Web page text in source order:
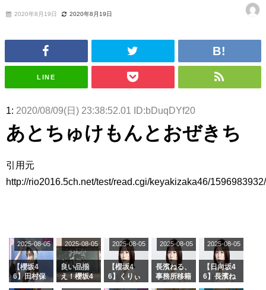
欅坂46/日向坂46まとめのまとめ / 『anan』の表紙の櫻坂46さん、多様性
欅坂46/日向坂46まとめのまとめ / 日向坂46より重大発表！！！！
日向坂46まとめのまとめ / 【朗報】増田三莉音さんの生足
wwwwwwwwwwww
日向坂46まとめのまとめ / 筒井あやめ、アレをチラリ。こういう偶然の方
これも素晴らしい
花考案グッズ＆生写真5種が公開される
日向坂46まとめのまとめ / これから彼氏と行為する直前の賀喜遥香、やば
アイドル – ぷぅアンテナ / 「乃木坂46ののぎおび⊿」北野日奈子が生配
アイドル – ぷぅアンテナ / 2022年3月22日（火）のメディア情報
ふぇどみ！ / 【悲報】呪術廻戦、視聴率5.1%
ふぇどみ！ / 【画像】スポ－ツキャスターお姉さん・ハメまくりだったｗｗ
ｗｗｗｗｗｗｗｗｗｗ
ふぇどみ！ / 【悲報】母「裕福な過程が高学歴になるとか大嘘。教育に金を
2020年8月19日 2020年8月19日
LINE
1: 2020/08/09(日) 23:38:52.01 ID:bDuqDYf20
あとちゅけもんとおぜきち
引用元
http://rio2016.5ch.net/test/read.cgi/keyakizaka46/1596983932/
【櫻坂4
6】田村保
2025-08-05
良い品揃
え！櫻坂4
2025-08-05
【櫻坂4
6】くりぃ
2025-08-05
長濱ねる、
事務所移籍
2025-08-05
【日向坂4
6】長濱ね
2025-08-05